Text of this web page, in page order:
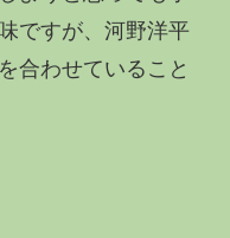
ですが、河野洋平
合わせていること